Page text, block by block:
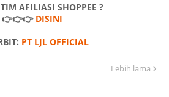
AFILIASI SHOPPEE ?
👉👉👉 DISINI
PT LJL OFFICIAL
Lebih lama